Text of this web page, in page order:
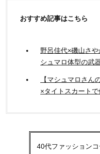
おすすめ記事はこちら
野呂佳代×磯山さ
シュマロ体型の武器
【マシュマロさん
×タイトスカート
40代ファッション